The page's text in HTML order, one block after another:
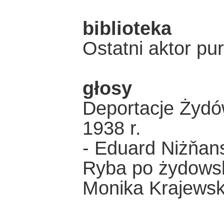
biblioteka
Ostatni aktor
głosy
Deportacje
1938 r.
- Eduard
Ryba po
Monika